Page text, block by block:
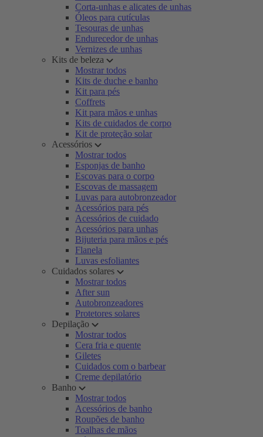
Corta-unhas e alicates de unhas
Óleos para cutículas
Tesouras de unhas
Endurecedor de unhas
Vernizes de unhas
Kits de beleza
Mostrar todos
Kits de duche e banho
Kit para pés
Coffrets
Kit para mãos e unhas
Kits de cuidados de corpo
Kit de proteção solar
Acessórios
Mostrar todos
Esponjas de banho
Escovas para o corpo
Escovas de massagem
Luvas para autobronzeador
Acessórios para pés
Acessórios de cuidado
Acessórios para unhas
Bijuteria para mãos e pés
Flanela
Luvas esfoliantes
Cuidados solares
Mostrar todos
After sun
Autobronzeadores
Protetores solares
Depilação
Mostrar todos
Cera fria e quente
Giletes
Cuidados com o barbear
Creme depilatório
Banho
Mostrar todos
Acessórios de banho
Roupões de banho
Toalhas de mãos